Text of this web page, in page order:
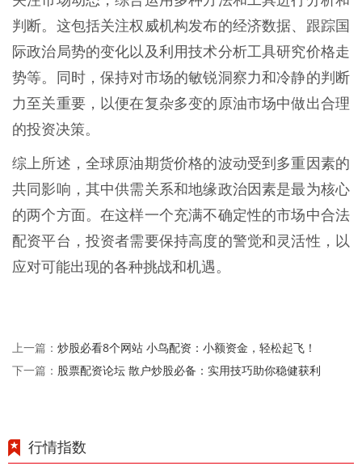
判断。这包括关注权威机构发布的经济数据、跟踪国
际政治局势的变化以及利用技术分析工具研究价格走
势等。同时，保持对市场的敏锐洞察力和冷静的判断
力至关重要，以便在复杂多变的原油市场中做出合理
的投资决策。
综上所述，全球原油期货价格的波动受到多重因素的
共同影响，其中供需关系和地缘政治因素是最为核心
的两个方面。在这样一个充满不确定性的市场中合法
配资平台，投资者需要保持高度的警觉和灵活性，以
应对可能出现的各种挑战和机遇。
上一篇： 炒股必看8个网站 小鸟配资：小额资金，轻松起飞！
下一篇： 股票配资论坛 散户炒股必备：实用技巧助你稳健获利
行情指数